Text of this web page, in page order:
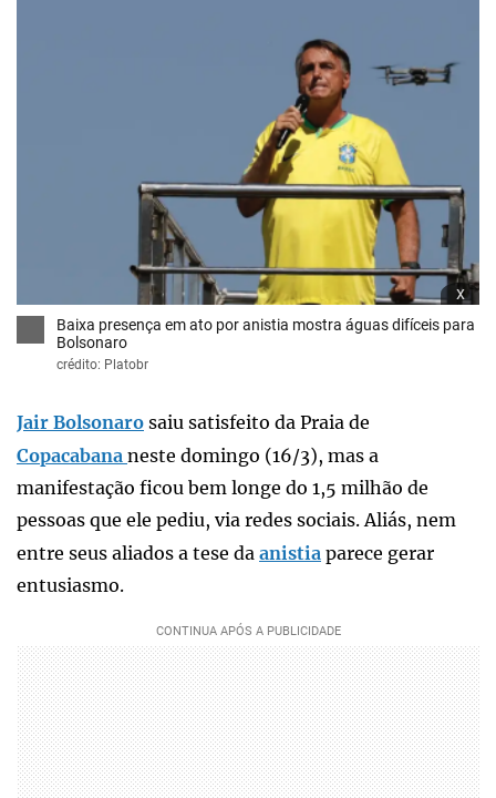
x
Baixa presença em ato por anistia mostra águas difíceis para
Bolsonaro
crédito: Platobr
Jair Bolsonaro saiu satisfeito da Praia de
Copacabana neste domingo (16/3), mas a
manifestação ficou bem longe do 1,5 milhão de
pessoas que ele pediu, via redes sociais. Aliás, nem
entre seus aliados a tese da anistia parece gerar
entusiasmo.